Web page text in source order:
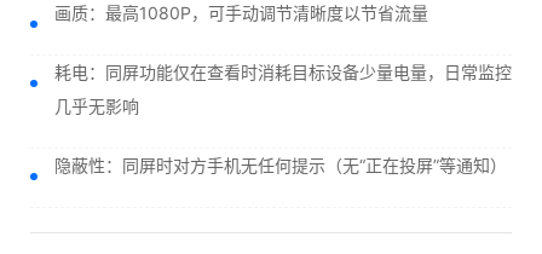
画质：最高1080P，可手动调节清晰度以节省流量
耗电：同屏功能仅在查看时消耗目标设备少量电量，日常监控
几乎无影响
隐蔽性：同屏时对方手机无任何提示（无“正在投屏”等通知）